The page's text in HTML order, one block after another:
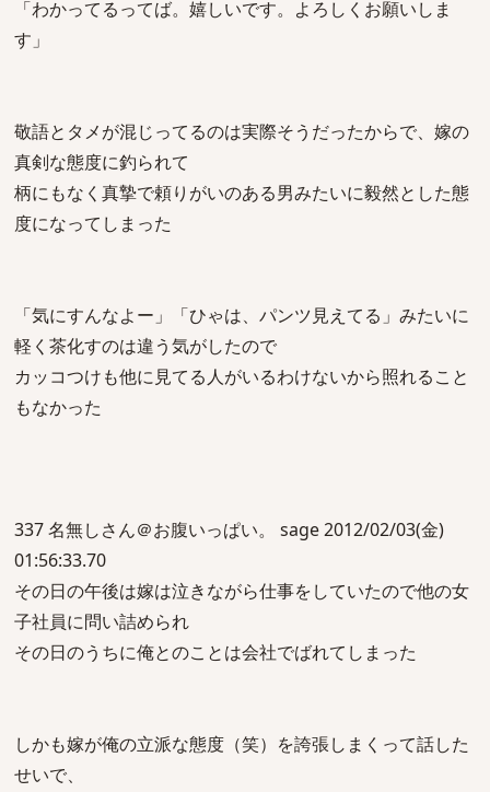
「わかってるってば。嬉しいです。よろしくお願いしま
す」
敬語とタメが混じってるのは実際そうだったからで、嫁の
真剣な態度に釣られて
柄にもなく真摯で頼りがいのある男みたいに毅然とした態
度になってしまった
「気にすんなよー」「ひゃは、パンツ見えてる」みたいに
軽く茶化すのは違う気がしたので
カッコつけも他に見てる人がいるわけないから照れること
もなかった
337 名無しさん＠お腹いっぱい。 sage 2012/02/03(金)
01:56:33.70
その日の午後は嫁は泣きながら仕事をしていたので他の女
子社員に問い詰められ
その日のうちに俺とのことは会社でばれてしまった
しかも嫁が俺の立派な態度（笑）を誇張しまくって話した
せいで、